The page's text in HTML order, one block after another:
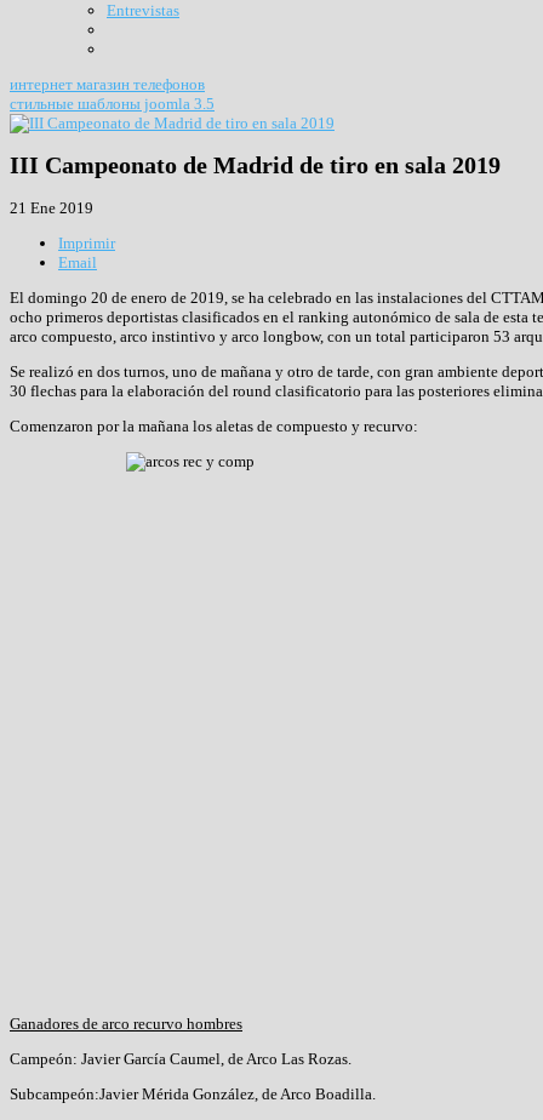
Entrevistas
интернет магазин телефонов
стильные шаблоны joomla 3.5
III Campeonato de Madrid de tiro en sala 2019
21 Ene 2019
Imprimir
Email
El domingo 20 de enero de 2019, se ha celebrado en las instalaciones del
ocho primeros deportistas clasificados en el ranking autonómico de sala de esta
arco compuesto, arco instintivo y arco longbow, con un total participaron 53
Se realizó en dos turnos, uno de mañana y otro de tarde, con gran ambiente
30 flechas para la elaboración del round clasificatorio para las posteriores
Comenzaron por la mañana los aletas de compuesto y recurvo:
Ganadores de arco recurvo hombres
Campeón: Javier García Caumel, de Arco Las Rozas.
Subcampeón:Javier Mérida González, de Arco Boadilla.